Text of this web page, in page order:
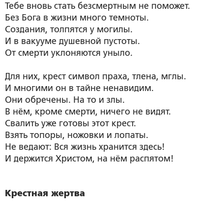
Тебе вновь стать безсмертным не поможет.
Без Бога в жизни много темноты.
Создания, толпятся у могилы.
И в вакууме душевной пустоты.
От смерти уклоняются уныло.
Для них, крест символ праха, тлена, мглы.
И многими он в тайне ненавидим.
Они обречены. На то и злы.
В нём, кроме смерти, ничего не видят.
Свалить уже готовы этот крест.
Взять топоры, ножовки и лопаты.
Не ведают: Вся жизнь хранится здесь!
И держится Христом, на нём распятом!
Крестная жертва